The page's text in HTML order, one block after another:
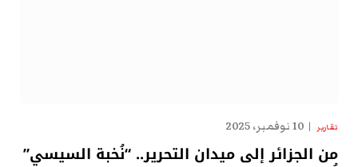
تقارير 10 نوفمبر، 2025
من الجزائر إلى ميدان التحرير.. “نُخبة السيسي”